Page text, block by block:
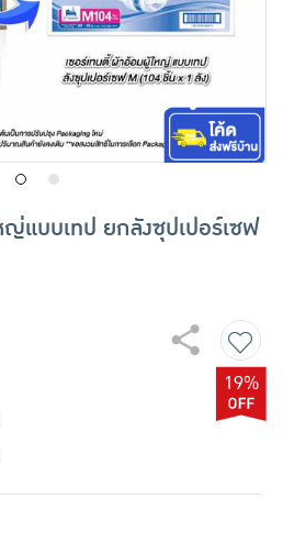
แบบเทป ยกลังซุปเปอร์เซฟ
19%